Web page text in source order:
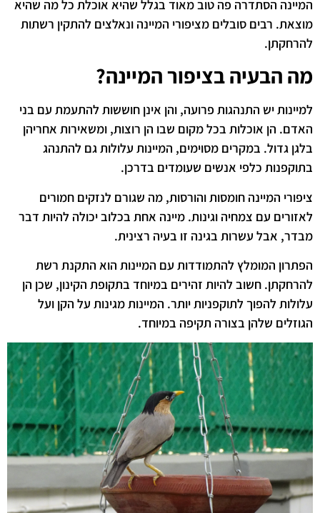
המיינה הסתדרה פה טוב מאוד בגלל שהיא אוכלת כל מה שהיא
מוצאת. רבים סובלים מציפורי המיינה ונאלצים להתקין רשתות
להרחקתן.
מה הבעיה בציפור המיינה?
למיינות יש התנהגות פרועה, והן אינן חוששות להתעמת עם בני
האדם. הן אוכלות בכל מקום שבו הן רוצות, ומשאירות אחריהן
בלגן גדול. במקרים מסוימים, המיינות עלולות גם להתנהג
בתוקפנות כלפי אנשים שעומדים בדרכן.
ציפורי המיינה חומסות והורסות, מה שגורם לנזקים חמורים
לאזורים עם צמחיה וגינות. מיינה אחת בכלוב יכולה להיות דבר
מבדר, אבל עשרות בגינה זו בעיה רצינית.
הפתרון המומלץ להתמודדות עם המיינות הוא התקנת רשת
להרחקתן. חשוב להיות זהירים במיוחד בתקופת הקינון, שכן הן
עלולות להפוך לתוקפניות יותר. המיינות מגינות על הקן ועל
הגוזלים שלהן בצורה תקיפה במיוחד.